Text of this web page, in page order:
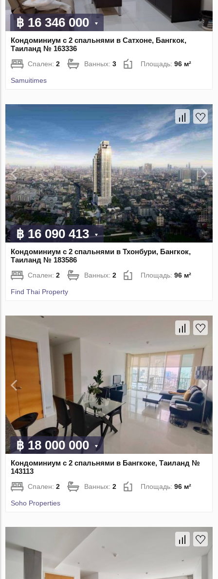
฿ 16 346 000
Кондоминиум с 2 спальнями в Сатхоне, Бангкок,
Таиланд № 163336
Спален:2 Ванных:3 Площадь:96 м²
Samuitimes
฿ 16 090 413
Кондоминиум с 2 спальнями в Тхонбури, Бангкок,
Таиланд № 183586
Спален:2 Ванных:2 Площадь:96 м²
Find Thai Property
฿ 18 000 000
Кондоминиум с 2 спальнями в Бангкоке, Таиланд №
143113
Спален:2 Ванных:2 Площадь:96 м²
Soho Properties